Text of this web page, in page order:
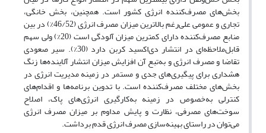
بخش‌های مصرف‌کننده انرژی کشور است. همچنین، بخش خانگی،
تجاری و عمومی علی‌رغم بالاترین میزان مصرف انرژی (46/52%) در بین
منابع مصرف‌کننده دارای کمترین میزان آلودگی است (20%) ولی سهم
قابل‌ملاحظه‌ای در انتشار دی‌اکسید کربن دارد (30%). سیر صعودی
تقاضا و مصرف انرژی و به‌تبع آن افزایش میزان انتشار آلاینده‌ها زنگ
هشداری برای پیگیری‌های جدی و مستمر در زمینه مدیریت انرژی در
بخش‌های مختلف مصرف‌کننده است. با تدوین برنامه‌ها و اقدام‌های
کنترلی به‌خصوص در زمینه به‌کارگیری انرژی‌های پاک، اصلاح
سوخت‌های مصرفی، نظارت و پایش مداوم بر میزان مصرف انرژی
می‌توان در راستای بهینه‌سازی مصرف انرژی قدم برداشت.